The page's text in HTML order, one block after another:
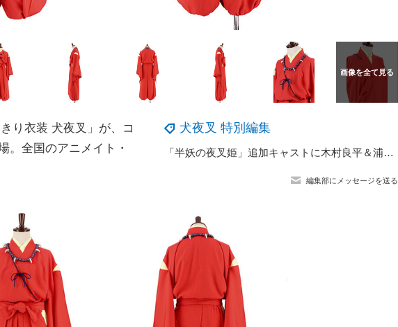
犬夜叉 特別編集
「半妖の夜叉姫」追加キャストに木村良平＆浦尾岳大＆ファイルーズあい コメントも到着
編集部にメッセージを送る
り衣装 犬夜叉」が、コ
。全国のアニメイト・